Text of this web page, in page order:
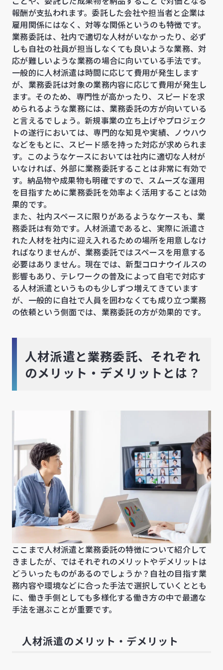
報酬が支払われます。委託した会社や担当者と企業は
雇用関係にはなく、対等な関係というのも特徴です。
業務委託は、社内で適切な人材がいなかったり、必ず
しも自社の社員が担当しなくても良いような業務、対
応が難しいような業務の場合に向いている手法です。
一般的に人材派遣は時間に応じて費用が発生します
が、業務委託は対象の業務内容に応じて費用が発生し
ます。そのため、専門性が高かったり、スピードを求
められるような業務には、業務委託の方が向いている
と言えるでしょう。新規事業の立ち上げやプロジェク
トの遂行においては、専門的な知見や実績、ノウハウ
などをもとに、スピード感を持った対応が求められま
す。このようなケースにおいては社内に適切な人材が
いなければ、外部に業務委託することは非常に有効で
す。納品物や成果物も明確ですので、スムーズな運用
を目指すために業務委託を効率よく活用することは効
果的です。
また、社内スペースに限りがあるようなケースも、業
務委託は有効です。人材派遣であると、実際に派遣さ
れた人材を社内に迎え入れるための場所を用意しなけ
ればなりませんが、業務委託ではスペースを用意する
必要はありません。現在では、新型コロナウイルスの
影響もあり、テレワークの普及によって自宅で対応す
る人材派遣というものも少しずつ増えてきています
が、一般的に自社で人員を囲わなくても成り立つ業務
の依頼という側面では、業務委託の方が効果的です。
人材派遣と業務委託、それぞれ
のメリット・デメリットとは？
ここまで人材派遣と業務委託の特徴について紹介して
きましたが、ではそれぞれのメリットやデメリットは
どういったものがあるのでしょうか？自社の目指す業
務内容や環境などに合った手法で選択していくととも
に、働き手側としても多様化する働き方の中で最適な
手法を選ぶことが重要です。
人材派遣のメリット・デメリット